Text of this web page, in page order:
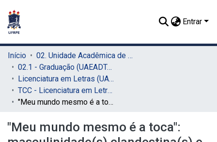
Entrar
Início
02. Unidade Acadêmica de Educação a Distância e Tecnologia (UAEADTec)
02.1 - Graduação (UAEADTec)
Licenciatura em Letras (UAEADTec)
TCC - Licenciatura em Letras (UAEADTec)
"Meu mundo mesmo é a toca": masculinidade(s) clandestina(s) e o poder da escrita em Rato (2007), de Luís Capucho
"Meu mundo mesmo é a toca":